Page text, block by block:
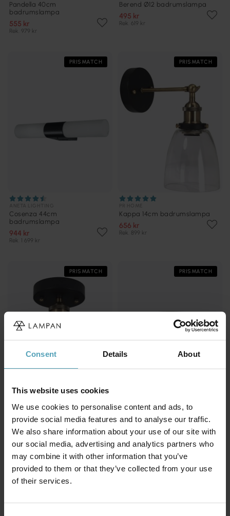
Consent Details About
This website uses cookies
We use cookies to personalise content and ads, to
provide social media features and to analyse our traffic.
We also share information about your use of our site with
our social media, advertising and analytics partners who
may combine it with other information that you’ve
provided to them or that they’ve collected from your use
of their services.
Pandella 40cm
badrumslampa
555 kr
Rek. 979 kr
Berend Ø12 badrumslampa
495 kr
Rek. 619 kr
PRISMATCH
Cosenza 44cm
badrumslampa
944 kr
Rek. 1 699 kr
PRISMATCH
Kappa 14cm badrumslampa
656 kr
Rek. 899 kr
PRISMATCH
PR HOME
Kappa Ø14 badrumslampa
653 kr
Rek. 899 kr
PRISMATCH
IFÖ ELECTRIC
Aton Cairo Ø20
badrumslampa
1 194 kr